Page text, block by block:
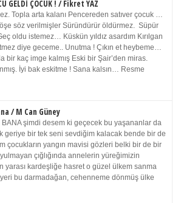
GELDİ ÇOCUK ! / Fikret YAZ
Topla arta kalanı Pencereden satıver çocuk …
söz verilmişler Süründürür öldürmez. Süpür
oldu istemez… Küskün yıldız asardım Kırılgan
diye geceme.. Unutma ! Çıkın et heybeme…
bir kaç imge kalmış Eski bir Şair’den miras.
İyi bak eskitme ! Sana kalsın… Resme
/ M Can Güney
BANA şimdi desem ki geçecek bu yaşananlar da
geriye bir tek seni sevdiğim kalacak bende bir de
çocukların yangın mavisi gözleri belki bir de bir
çığlığında annelerin yüreğimizin
yarası kardeşliğe hasret o güzel ülkem sanma
bu darmadağan, cehenneme dönmüş ülke